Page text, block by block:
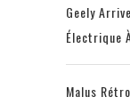
Geely
Électrique
Malus